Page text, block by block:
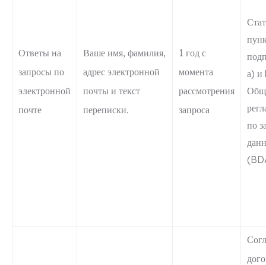
Ответы на
запросы по
электронной
почте
Ваше имя, фамилия,
адрес электронной
почты и текст
переписки.
1 год с
момента
рассмотрения
запроса
а) и
по